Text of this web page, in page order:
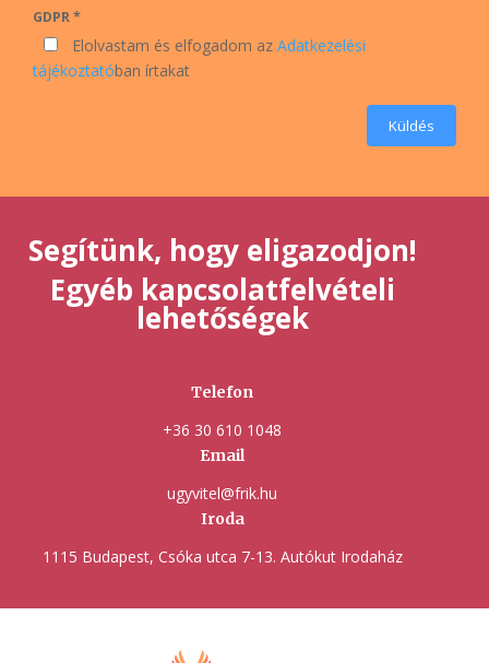
GDPR *
Elolvastam és elfogadom az Adatkezelési
tájékoztatóban írtakat
Küldés
Segítünk, hogy eligazodjon!
Egyéb kapcsolatfelvételi
lehetőségek
Telefon
+36 30 610 1048
Email
ugyvitel@frik.hu
Iroda
1115 Budapest, Csóka utca 7-13. Autókut Irodaház